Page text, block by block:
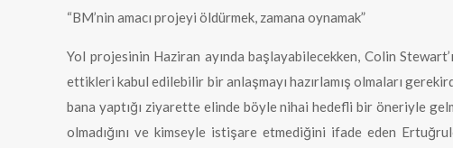
“BM’nin amacı projeyi öldürmek, zamana oynamak”
Yol projesinin Haziran ayında başlayabilecekken, Colin
ettikleri kabul edilebilir bir anlaşmayı hazırlamış olmaları
bana yaptığı ziyarette elinde böyle nihai hedefli bir öneriyle
olmadığını ve kimseyle istişare etmediğini ifade eden